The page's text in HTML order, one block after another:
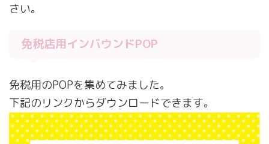
さい。
免税店用インバウンドPOP
免税用のPOPを集めてみました。
下記のリンクからダウンロードできます。